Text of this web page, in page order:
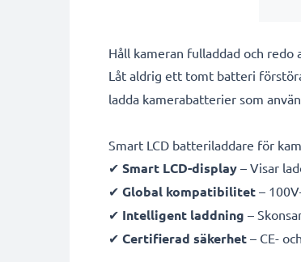
Håll kameran fulladdad och redo
Låt aldrig ett tomt batteri
ladda kamerabatterier som
Smart LCD batteriladdare för
✔ Smart LCD-display – Visar
✔ Global kompatibilitet –
✔ Intelligent laddning –
✔ Certifierad säkerhet – CE-